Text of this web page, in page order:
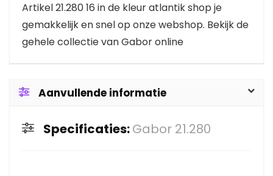
Artikel 21.280 16 in de kleur atlantik shop je
gemakkelijk en snel op onze webshop. Bekijk de
gehele collectie van Gabor online
Aanvullende informatie
Specificaties:Gabor 21.280